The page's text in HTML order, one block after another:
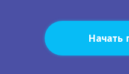
Начать